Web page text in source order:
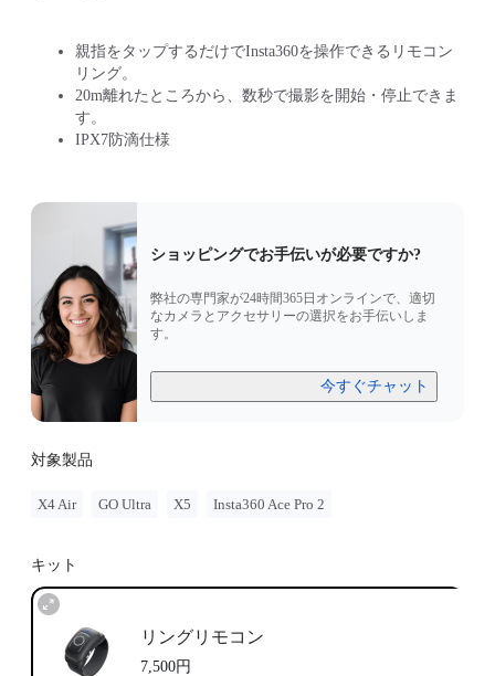
親指をタップするだけでInsta360を操作できるリモコン
リング。
20m離れたところから、数秒で撮影を開始・停止できま
す。
IPX7防滴仕様
ショッピングでお手伝いが必要ですか?
弊社の専門家が24時間365日オンラインで、適切
なカメラとアクセサリーの選択をお手伝いしま
す。
今すぐチャット
対象製品
X4 Air GO Ultra X5 Insta360 Ace Pro 2
キット
リングリモコン
7,500円